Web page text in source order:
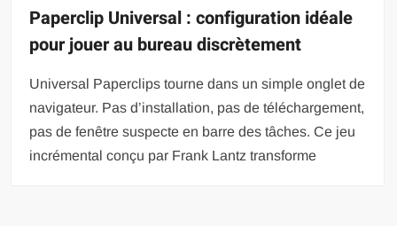
Paperclip Universal : configuration idéale
pour jouer au bureau discrètement
Universal Paperclips tourne dans un simple onglet de
navigateur. Pas d’installation, pas de téléchargement,
pas de fenêtre suspecte en barre des tâches. Ce jeu
incrémental conçu par Frank Lantz transforme